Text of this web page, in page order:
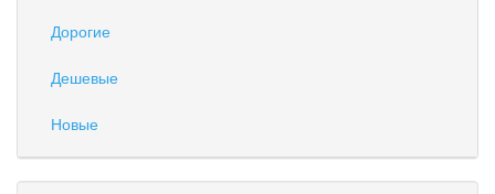
Дорогие
Дешевые
Новые